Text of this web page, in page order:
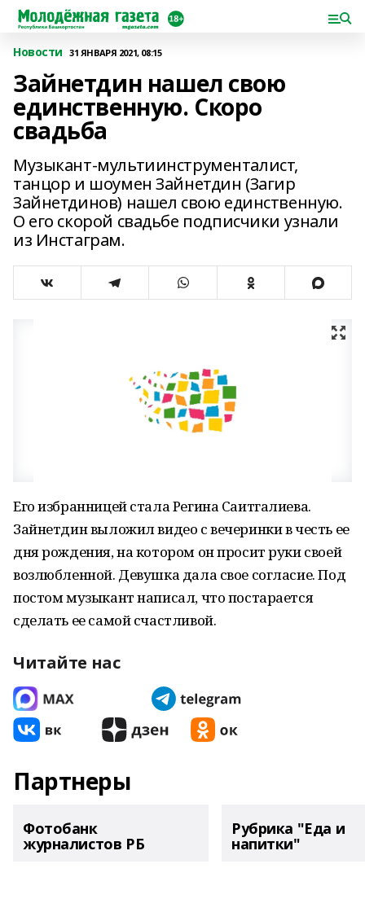
Новости 31 ЯНВАРЯ 2021, 08:15
Зайнетдин нашел свою
единственную. Скоро
свадьба
Музыкант-мультиинструменталист,
танцор и шоумен Зайнетдин (Загир
Зайнетдинов) нашел свою единственную.
О его скорой свадьбе подписчики узнали
из Инстаграм.
Его избранницей стала Регина Саитгалиева.
Зайнетдин выложил видео с вечеринки в честь ее
дня рождения, на котором он просит руки своей
возлюбленной. Девушка дала свое согласие. Под
постом музыкант написал, что постарается
сделать ее самой счастливой.
Читайте нас
Партнеры
Фотобанк
журналистов РБ
Рубрика "Еда и
напитки"